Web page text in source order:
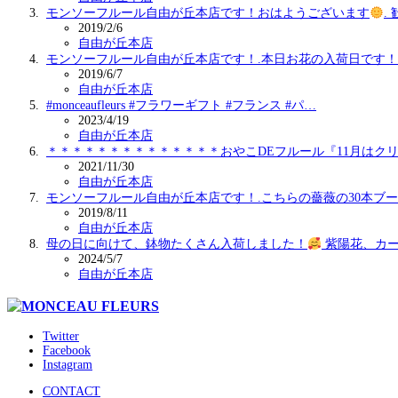
モンソーフルール自由が丘本店です！おはようございます
.
2019/2/6
自由が丘本店
モンソーフルール自由が丘本店です！.本日お花の入荷日です
2019/6/7
自由が丘本店
#monceaufleurs #フラワーギフト #フランス #パ…
2023/4/19
自由が丘本店
＊＊＊＊＊＊＊＊＊＊＊＊＊＊おやこDEフルール『11月はク
2021/11/30
自由が丘本店
モンソーフルール自由が丘本店です！.こちらの薔薇の30本ブ
2019/8/11
自由が丘本店
母の日に向けて、鉢物たくさん入荷しました！
紫陽花、カ
2024/5/7
自由が丘本店
Twitter
Facebook
Instagram
CONTACT